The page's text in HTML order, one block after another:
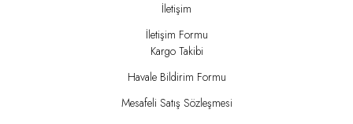
İletişim
İletişim Formu
Kargo Takibi
Havale Bildirim Formu
Mesafeli Satış Sözleşmesi